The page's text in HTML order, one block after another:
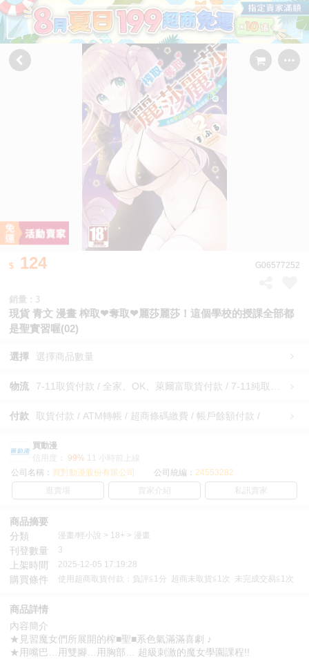
124 G06577252
銷量 : 3
現貨 青文 漫畫 榨取❤奪取❤麗莎麗莎！這個學校的授課全部都
是聖實習喔(02)
選擇 選擇商品數量
物流
付款 取貨付款 / ATM轉帳 / 超商條碼繳費 / 帳戶餘額付款 /
買動漫
信用度：
99% 11 小時前上線
公司名稱： 買對動漫股份有限公司 公司統編： 24553282
逛賣場
賣家介紹 私訊賣家
商品摘要
分類
漫畫/輕小說 > 18+ > 漫畫
刊登數量 3
上架時間 2025-12-05 17:19:28
購買條件 使用超商取貨付款：負評≦1分 超商未取貨≦1次 未完成交易≦1次
商品詳情
內容簡介
★見習魔女們所展開的榨■聖■系色氣滿滿喜劇 ♪
★用嘴巴…用雙腳…用胸部… 超級刺激的魔女學園課程!!